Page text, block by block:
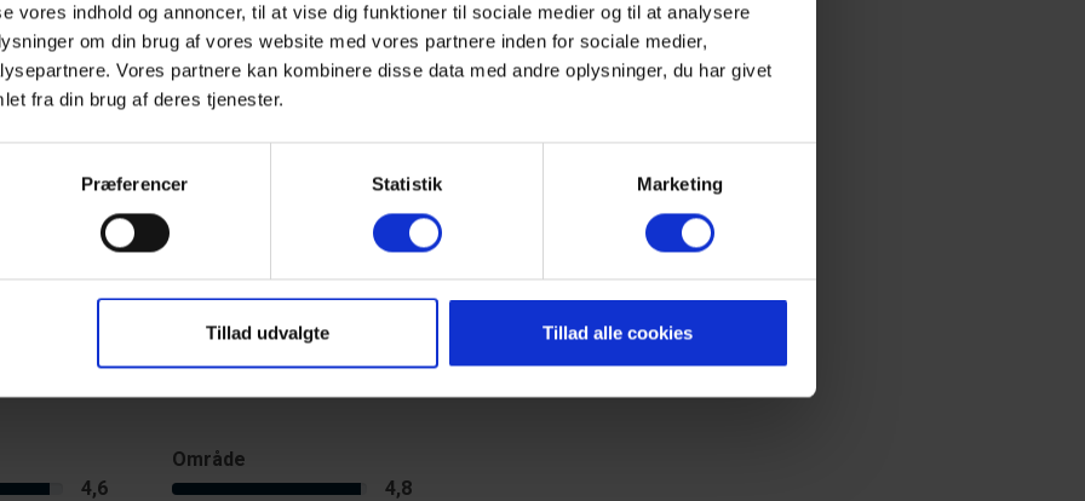
vores indhold og annoncer, til at vise dig funktioner til sociale medier og til at analysere
om din brug af vores website med vores partnere inden for sociale medier,
Vores partnere kan kombinere disse data med andre oplysninger, du har givet
fra din brug af deres tjenester.
Præferencer Statistik Marketing
Tillad udvalgte Tillad alle cookies
vis. Den bredesandstrandved Vesterhavet
lange gåture, badeture og smukke solnedgange.
kan nemt nås til fods eller på cykel.
en ferie i ægte dansk sommerhusstemning. Uanset
wellness efter en tur ved stranden eller hyggelige
de perfekte rammer om en afslappende ferie ved
4,6
Område
4,8